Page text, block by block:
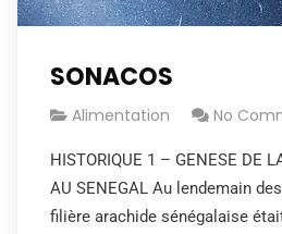
SONACOS
Alimentation No
HISTORIQUE 1 – GENESE DE
AU SENEGAL Au lendemain
filière arachide sénégalaise